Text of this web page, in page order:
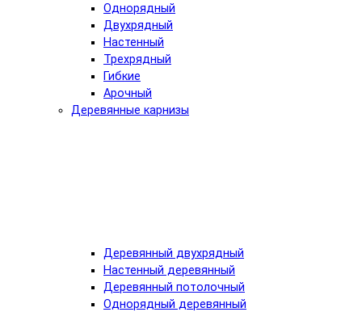
Однорядный
Двухрядный
Настенный
Трехрядный
Гибкие
Арочный
Деревянные карнизы
Деревянный двухрядный
Настенный деревянный
Деревянный потолочный
Однорядный деревянный